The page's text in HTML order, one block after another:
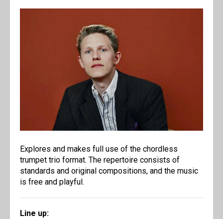
Explores and makes full use of the chordless
trumpet trio format. The repertoire consists of
standards and original compositions, and the music
is free and playful.
Line up: